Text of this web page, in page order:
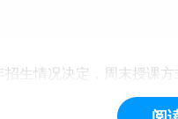
生情况决定，周末授课